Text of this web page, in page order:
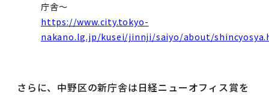
庁舎～
https://www.city.tokyo-
nakano.lg.jp/kusei/jinnji/saiyo/about/
さらに、中野区の新庁舎は日経ニューオフィス賞を